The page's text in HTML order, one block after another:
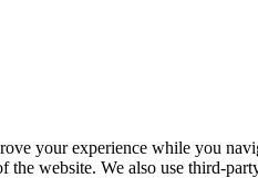
your experience while you
website. We also use third-